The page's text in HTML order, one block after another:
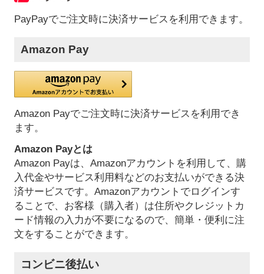
PayPayでご注文時に決済サービスを利用できます。
Amazon Pay
Amazon Payでご注文時に決済サービスを利用でき
ます。
Amazon Payとは
Amazon Payは、Amazonアカウントを利用して、購
入代金やサービス利用料などのお支払いができる決
済サービスです。Amazonアカウントでログインす
ることで、お客様（購入者）は住所やクレジットカ
ード情報の入力が不要になるので、簡単・便利に注
文をすることができます。
コンビニ後払い